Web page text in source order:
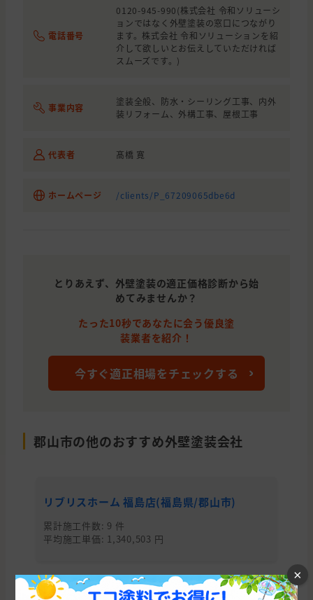
電話番号
0120-945-990(株式会社 令和ソリューシ
ョンではなく外壁塗装の窓口につながり
ます。株式会社 令和ソリューションを紹
介して欲しいとお伝えしていただければ
スムーズです。)
事業内容
塗装全般、防水・シーリング工事、内外
装リフォーム、外構工事、屋根工事
代表者 髙橋 寛
ホームページ /clients/P_67209065dbe6d
とりあえず、外壁塗装の適正価格診断から始
めてみませんか？
たった10秒であなたに会う優良塗
装業者を紹介！
今すぐ適正相場をチェックする
郡山市の他のおすすめ外壁塗装会社
リブリスホーム 福島店(福島県/郡山市)
累計施工件数: 9 件
平均施工単価: 1,340,503 円
×